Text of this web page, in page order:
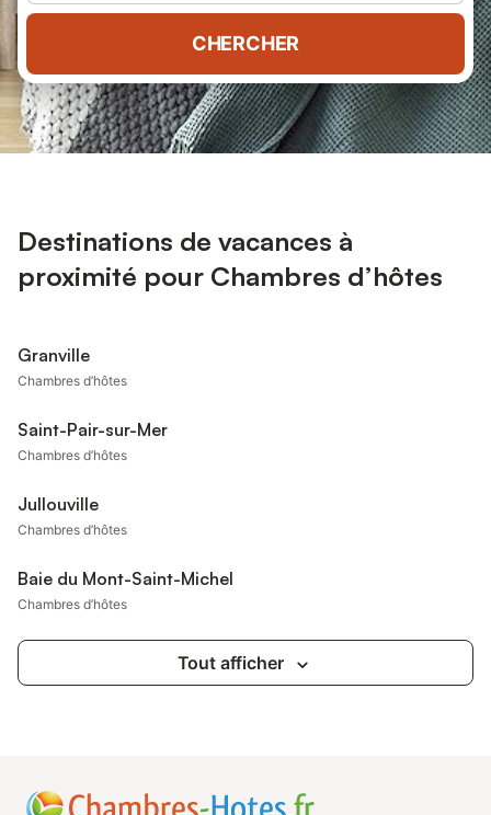
CHERCHER
Destinations de vacances à
proximité pour Chambres d’hôtes
Granville
Chambres d’hôtes
Saint-Pair-sur-Mer
Chambres d’hôtes
Jullouville
Chambres d’hôtes
Baie du Mont-Saint-Michel
Chambres d’hôtes
Tout afficher